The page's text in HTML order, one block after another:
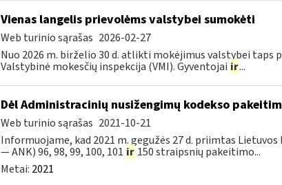
Vienas langelis prievolėms valstybei sumokėti
Web turinio sąrašas 2026-02-27
Nuo 2026 m. birželio 30 d. atlikti mokėjimus valstybei taps
Valstybinė mokesčių inspekcija (VMI). Gyventojai ir...
Dėl Administracinių nusižengimų kodekso
Web turinio sąrašas 2021-10-21
Informuojame, kad 2021 m. gegužės 27 d. priimtas
— ANK) 96, 98, 99, 100, 101 ir 150 straipsnių pakeitimo...
Metai: 2021